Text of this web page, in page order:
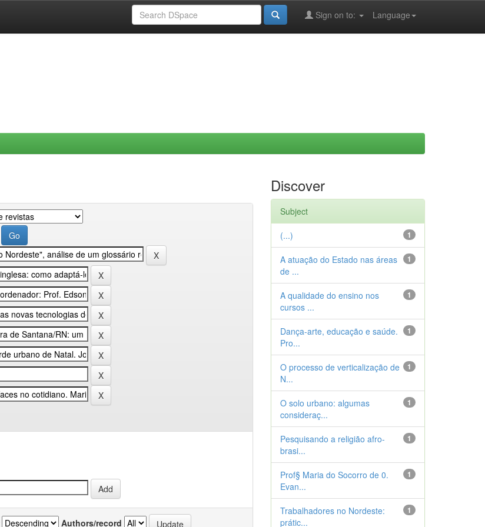
Language
Sign on to:
Authors/record
Discover
Subject
1
(...)
1
A atuação do Estado nas áreas
de ...
1
A qualidade do ensino nos
cursos ...
1
Dança-arte, educação e saúde.
Pro...
1
O processo de verticalização de
N...
1
O solo urbano: algumas
consideraç...
1
Pesquisando a religião afro-
brasi...
1
Prof§ Maria do Socorro de 0.
Evan...
1
Trabalhadores no Nordeste:
prátic...